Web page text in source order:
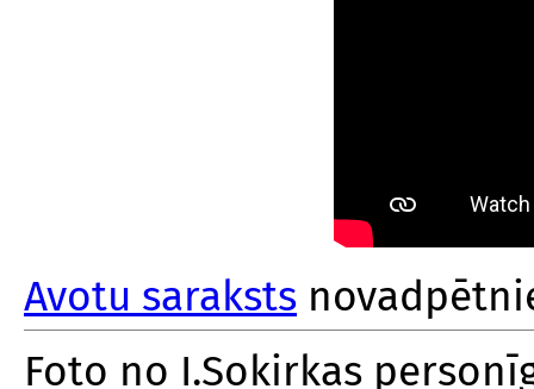
Avotu saraksts
Foto no I.Sokirkas